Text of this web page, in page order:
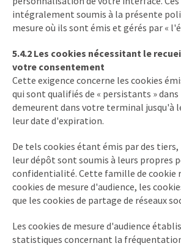
intégralement soumis à la présente
mesure où ils sont émis et gérés par «
5.4.2 Les cookies nécessitant le
votre consentement
Cette exigence concerne les cookies
qui sont qualifiés de « persistants »
demeurent dans votre terminal jusqu'à
leur date d'expiration.
De tels cookies étant émis par des
leur dépôt sont soumis à leurs propres
confidentialité. Cette famille de cookie
cookies de mesure d'audience, les
que les cookies de partage de réseaux
Les cookies de mesure d'audience
statistiques concernant la